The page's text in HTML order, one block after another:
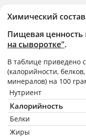
Химический
Пищевая ценность
на сыворотке".
В таблице приведено
(калорийности,
минералов) на 100
Нутриент
Калорийность
Белки
Жиры